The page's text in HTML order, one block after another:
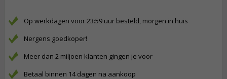
Op werkdagen voor 23:59 uur besteld, morgen in huis
Nergens goedkoper!
Meer dan 2 miljoen klanten gingen je voor
Betaal binnen 14 dagen na aankoop